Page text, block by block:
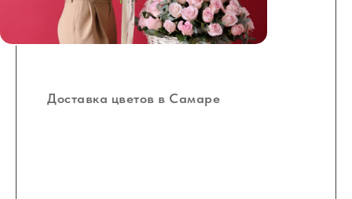
Доставка цветов в Самаре